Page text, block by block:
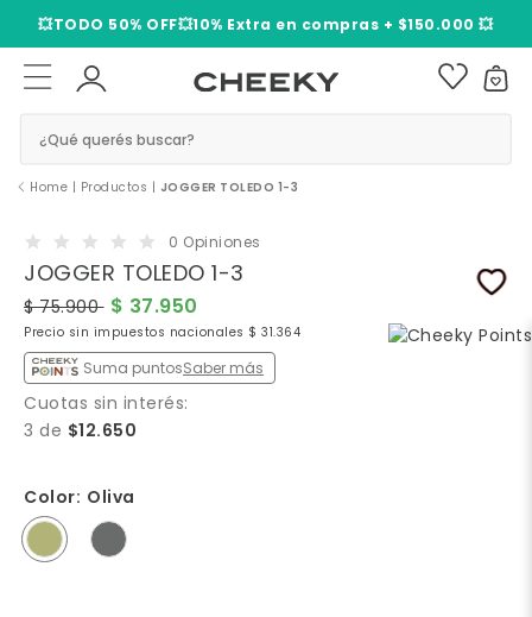
3 cuotas sin interés​ ​
¿Qué querés buscar?
Home | Productos | JOGGER TOLEDO 1-3
OFF
0 Opiniones
JOGGER TOLEDO 1-3
$ 75.900 $ 37.950
Precio sin impuestos nacionales $ 31.364
Suma puntosSaber más
Cuotas sin interés:
3 de $12.650
Color: Oliva